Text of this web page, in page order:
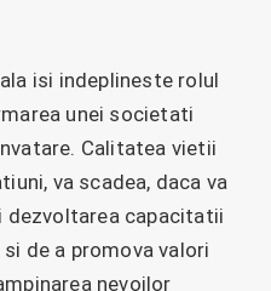
isi indeplineste rolul
unei societati
Calitatea vietii
va scadea, daca va
dezvoltarea capacitatii
de a promova valori
nevoilor